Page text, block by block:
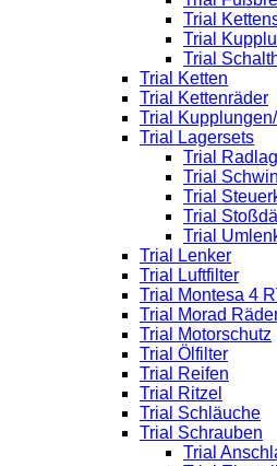
Trial
Trial
Trial
Trial Ketten
Trial Kettenräder
Trial
Trial Lagersets
Trial
Trial
Trial
Trial
Trial
Trial Lenker
Trial Luftfilter
Trial Montesa 4
Trial Morad
Trial Motorschutz
Trial Ölfilter
Trial Reifen
Trial Ritzel
Trial Schläuche
Trial Schrauben
Trial